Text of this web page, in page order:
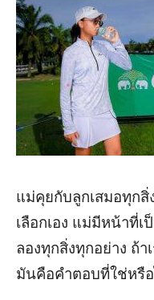
แม่คุยกับลูกเสมอทุก
เลือกเอง แม่มีหน้าที่
ลองทุกสิ่งทุกอย่าง ถ้า
มันคือคำตอบที่ใช่หรือ